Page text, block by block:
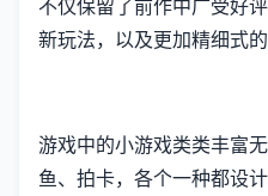
不仅保留了前作中广受好
新玩法​​，以及更加精细式的
游戏中的小游戏类类丰富
鱼、拍卡，各个一种都设